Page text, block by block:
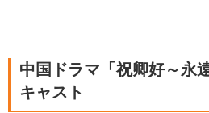
中国ドラマ「祝卿好～永
キャスト